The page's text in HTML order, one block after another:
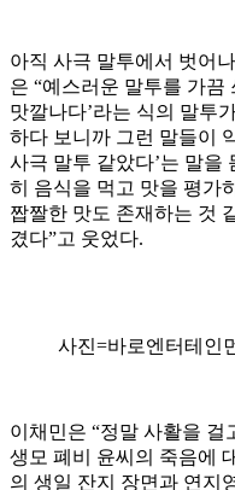
아직 사극 말투에서 벗어
은 “예스러운 말투를 가끔
맛깔나다’라는 식의 말투
하다 보니까 그런 말들이
사극 말투 같았다’는 말을
히 음식을 먹고 맛을 평가
짭짤한 맛도 존재하는 것
겼다”고 웃었다.
사진=바로엔터테인
이채민은 “정말 사활을 걸
생모 폐비 윤씨의 죽음에
의 생일 잔지 장면과 연지